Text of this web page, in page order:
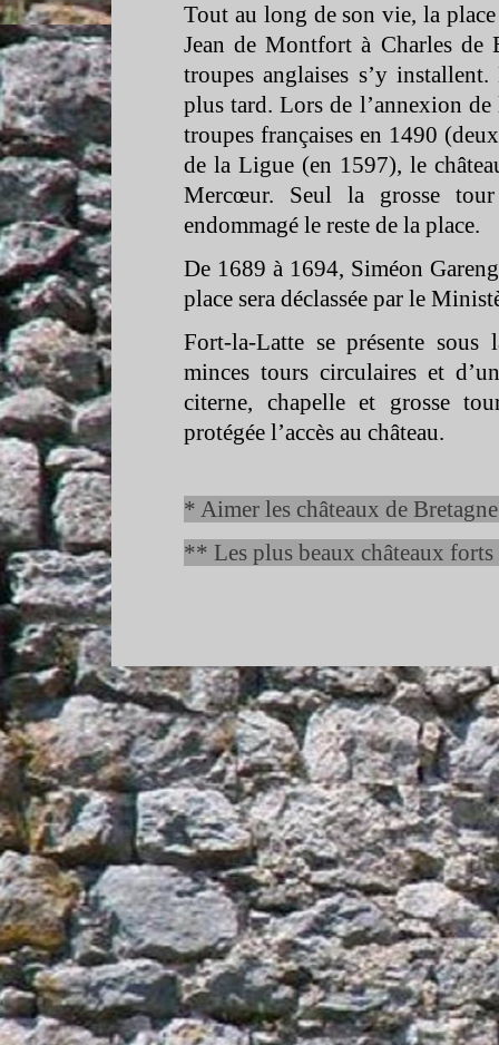
Tout au long de son vie, la
Jean de Montfort à Charles de
troupes anglaises s’y
plus tard. Lors de l’annexion
troupes françaises en 1490
de la Ligue (en 1597), le
Mercœur. Seul la grosse tour
endommagé le reste de la place.
De 1689 à 1694, Siméon
place sera déclassée par le
Fort-la-Latte se présente sous
minces tours circulaires et
citerne, chapelle et grosse
protégée l’accès au château.
* Aimer les châteaux de
** Les plus beaux châteaux